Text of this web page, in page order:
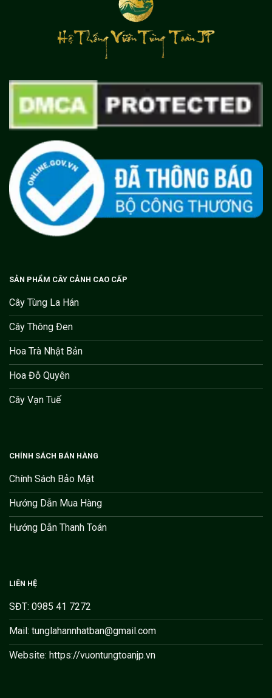
SẢN PHẨM CÂY CẢNH CAO CẤP
Cây Tùng La Hán
Cây Thông Đen
Hoa Trà Nhật Bản
Hoa Đỗ Quyên
Cây Vạn Tuế
CHÍNH SÁCH BÁN HÀNG
Chính Sách Bảo Mật
Hướng Dẫn Mua Hàng
Hướng Dẫn Thanh Toán
LIÊN HỆ
SĐT: 0985 41 7272
Mail: tunglahannhatban@gmail.com
Website: https://vuontungtoanjp.vn